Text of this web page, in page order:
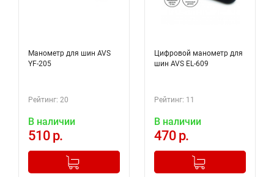
Манометр для шин AVS
YF-205
Рейтинг: 20
В наличии
510 р.
+
Добавлено в корзину
Цифровой манометр для
шин AVS EL-609
Рейтинг: 11
В наличии
470 р.
+
Добавлено в корзину